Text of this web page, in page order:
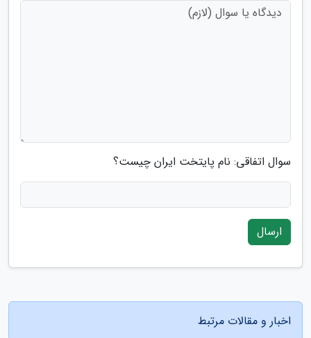
سوال اتفاقی: نام پایتخت ایران چیست؟
ارسال
اخبار و مقالات مرتبط